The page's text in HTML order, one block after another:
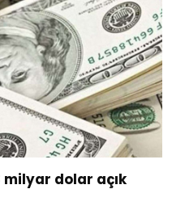
milyar dolar açık